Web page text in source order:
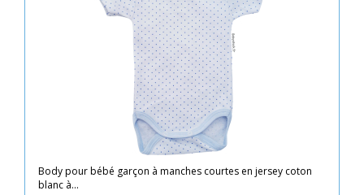
Body pour bébé garçon à manches courtes en jersey coton
blanc à...